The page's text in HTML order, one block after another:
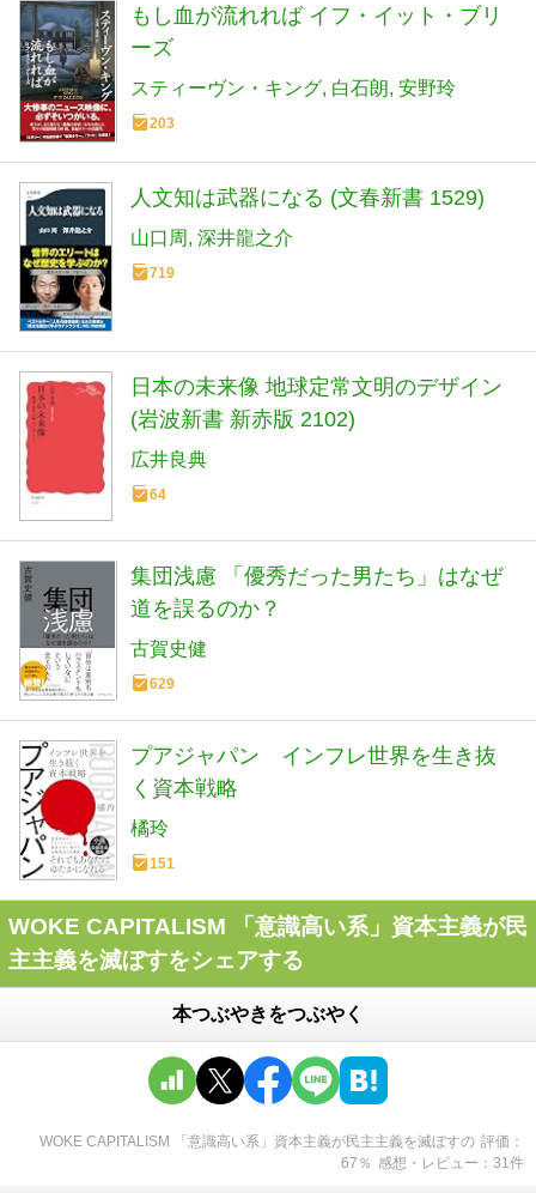
もし血が流れれば イフ・イット・ブリ
ーズ
スティーヴン・キング 白石朗 安野玲
203
人文知は武器になる (文春新書 1529)
山口周 深井龍之介
719
日本の未来像 地球定常文明のデザイン
(岩波新書 新赤版 2102)
広井良典
64
集団浅慮 「優秀だった男たち」はなぜ
道を誤るのか？
古賀史健
629
プアジャパン インフレ世界を生き抜
く資本戦略
橘玲
151
WOKE CAPITALISM 「意識高い系」資本主義が民
主主義を滅ぼすをシェアする
本つぶやきをつぶやく
WOKE CAPITALISM 「意識高い系」資本主義が民主主義を滅ぼすの 評価
67 ％ 感想・レビュー 31件